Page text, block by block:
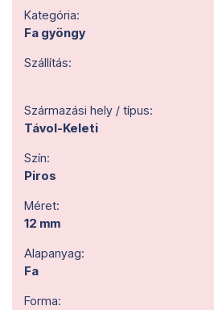
Kategória:
Fa gyöngy
Szállítás:
Származási hely / típus:
Távol-Keleti
Szín:
Piros
Méret:
12 mm
Alapanyag:
Fa
Forma: